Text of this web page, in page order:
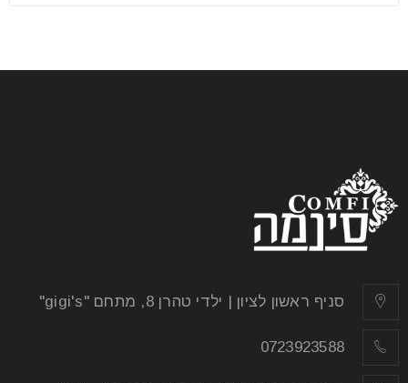
24 יונ
שיגרום לכם להרגיש בבית. כשבוחרים נכון, הבית יהפוך
סניף ראשון לציון | ילדי טהרן 8, מתחם "gigi's"
0723923588